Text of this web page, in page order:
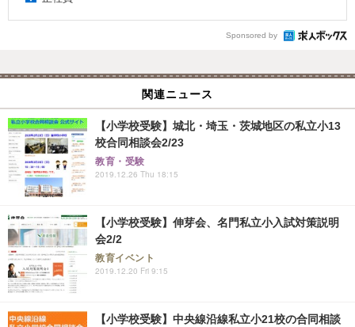
Sponsored by
関連ニュース
【小学校受験】城北・埼玉・茨城地区の私立小13
校合同相談会2/23
教育・受験
2019.12.26 Thu 18:15
【小学校受験】伸芽会、名門私立小入試対策説明
会2/2
教育イベント
2019.12.20 Fri 9:15
【小学校受験】中央線沿線私立小21校の合同相談